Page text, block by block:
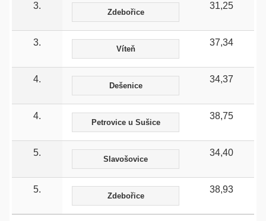
3.
Zdebořice
31,25
3.
Víteň
37,34
4.
Dešenice
34,37
4.
Petrovice u Sušice
38,75
5.
Slavošovice
34,40
5.
Zdebořice
38,93